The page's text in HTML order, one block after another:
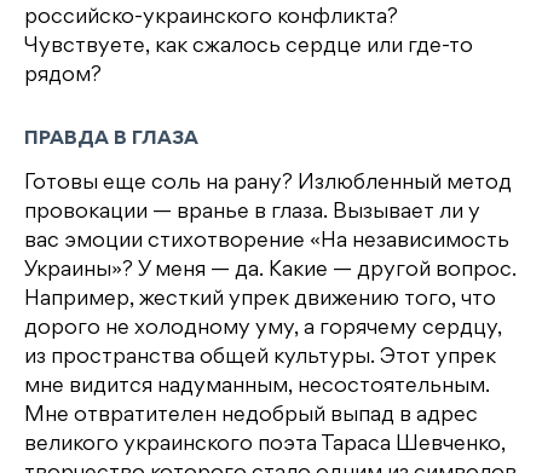
российско-украинского конфликта?
Чувствуете, как сжалось сердце или где-то
рядом?
ПРАВДА В ГЛАЗА
Готовы еще соль на рану? Излюбленный метод
провокации — вранье в глаза. Вызывает ли у
вас эмоции стихотворение «На независимость
Украины»? У меня — да. Какие — другой вопрос.
Например, жесткий упрек движению того, что
дорого не холодному уму, а горячему сердцу,
из пространства общей культуры. Этот упрек
мне видится надуманным, несостоятельным.
Мне отвратителен недобрый выпад в адрес
великого украинского поэта Тараса Шевченко,